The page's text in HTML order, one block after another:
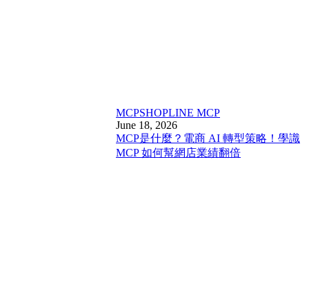
MCPSHOPLINE MCP
June 18, 2026
MCP是什麼？電商 AI 轉型策略！學識
MCP 如何幫網店業績翻倍